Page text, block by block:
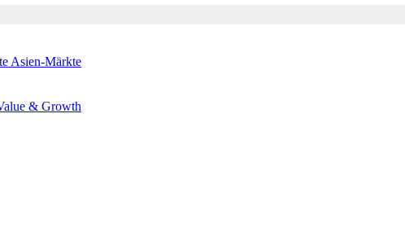
Asien-Märkte
& Growth